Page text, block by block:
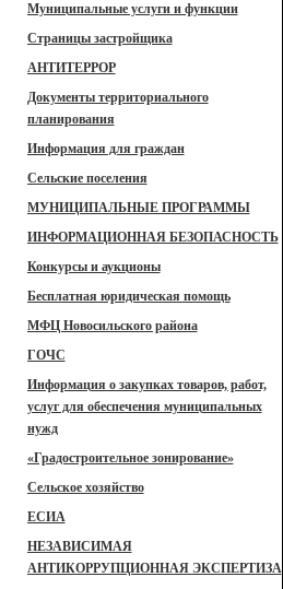
Муниципальные услуги и функции
Страницы застройщика
АНТИТЕРРОР
Документы территориального
планирования
Информация для граждан
Сельские поселения
МУНИЦИПАЛЬНЫЕ ПРОГРАММЫ
ИНФОРМАЦИОННАЯ БЕЗОПАСНОСТЬ
Конкурсы и аукционы
Бесплатная юридическая помощь
МФЦ Новосильского района
ГОЧС
Информация о закупках товаров, работ,
услуг для обеспечения муниципальных
нужд
«Градостроительное зонирование»
Сельское хозяйство
ЕСИА
НЕЗАВИСИМАЯ
АНТИКОРРУПЦИОННАЯ ЭКСПЕРТИЗА